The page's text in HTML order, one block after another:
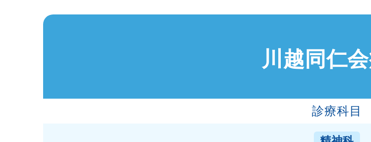
川越同仁
診療科目